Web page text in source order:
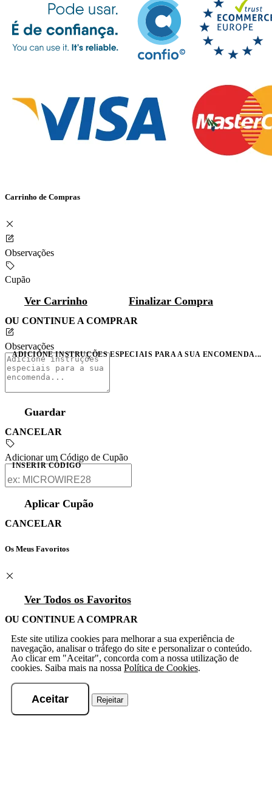
Carrinho de Compras
Observações
Cupão
Ver Carrinho Finalizar Compra
OU CONTINUE A COMPRAR
Observações
ADICIONE INSTRUÇÕES ESPECIAIS PARA A SUA ENCOMENDA...
Guardar
CANCELAR
Adicionar um Código de Cupão
INSERIR CÓDIGO
Aplicar Cupão
CANCELAR
Os Meus Favoritos
Ver Todos os Favoritos
OU CONTINUE A COMPRAR
Este site utiliza cookies para melhorar a sua experiência de
navegação, analisar o tráfego do site e personalizar o conteúdo.
Ao clicar em "Aceitar", concorda com a nossa utilização de
cookies. Saiba mais na nossa Política de Cookies.
Aceitar Rejeitar